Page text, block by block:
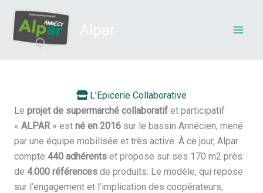
Aller
contenu
L’Epicerie Collaborative
Le projet de supermarché collaboratif et participatif
« ALPAR» est né en 2016 sur le bassin Annécien, mené
par une équipe mobilisée et très active. À ce jour, Alpar
compte 440 adhérents et propose sur ses 170 m2 près
de 4.000 références de produits. Le modèle, qui repose
sur l’engagement et l’implication des coopérateurs,